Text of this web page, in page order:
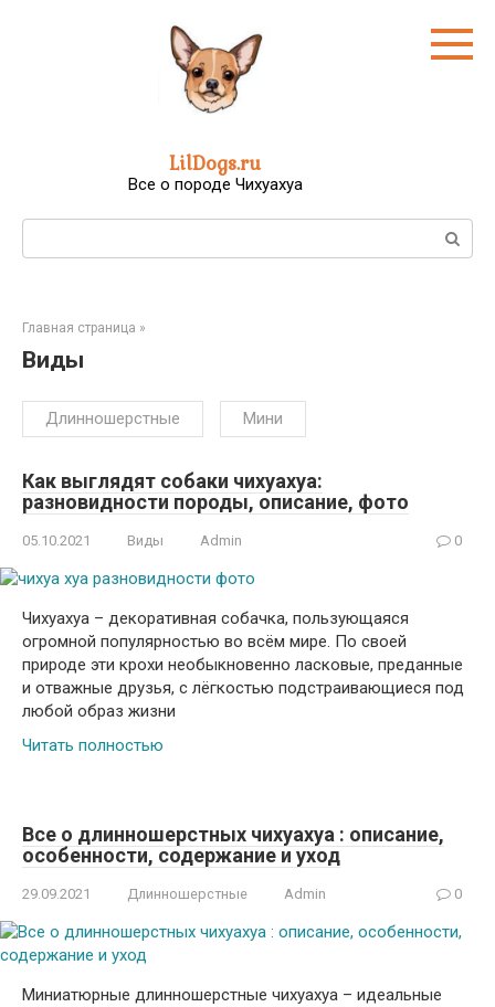
LilDogs.ru
Все о породе Чихуахуа
Поиск:
Главная страница »
Виды
Длинношерстные Мини
Как выглядят собаки чихуахуа:
разновидности породы, описание, фото
05.10.2021 Виды Admin 0
Чихуахуа – декоративная собачка, пользующаяся
огромной популярностью во всём мире. По своей
природе эти крохи необыкновенно ласковые, преданные
и отважные друзья, с лёгкостью подстраивающиеся под
любой образ жизни
Читать полностью
Все о длинношерстных чихуахуа : описание,
особенности, содержание и уход
29.09.2021 Длинношерстные Admin 0
Миниатюрные длинношерстные чихуахуа – идеальные